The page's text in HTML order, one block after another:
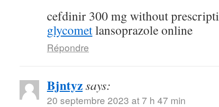
cefdinir 300 mg without
glycometlansoprazole online
Répondre
Bjntyzsays:
20 septembre 2023 at 7 h 47 min